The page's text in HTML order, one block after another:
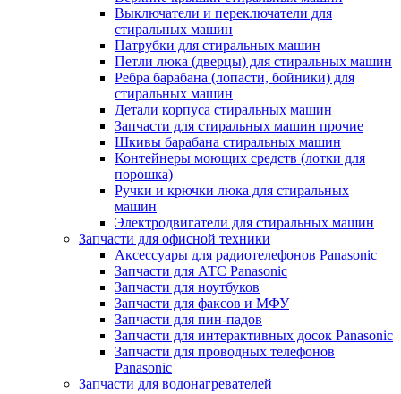
Выключатели и переключатели для
стиральных машин
Патрубки для стиральных машин
Петли люка (дверцы) для стиральных машин
Ребра барабана (лопасти, бойники) для
стиральных машин
Детали корпуса стиральных машин
Запчасти для стиральных машин прочие
Шкивы барабана стиральных машин
Контейнеры моющих средств (лотки для
порошка)
Ручки и крючки люка для стиральных
машин
Электродвигатели для стиральных машин
Запчасти для офисной техники
Аксессуары для радиотелефонов Panasonic
Запчасти для АТС Panasonic
Запчасти для ноутбуков
Запчасти для факсов и МФУ
Запчасти для пин-падов
Запчасти для интерактивных досок Panasonic
Запчасти для проводных телефонов
Panasonic
Запчасти для водонагревателей